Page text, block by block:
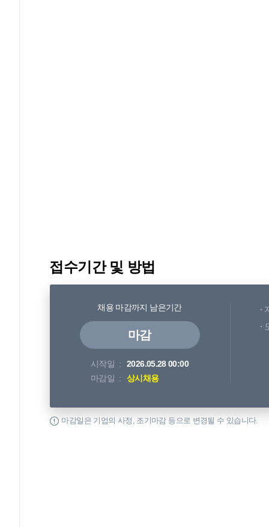
접수기간 및 방법
채용 마감까지 남은기간
마감
시작일
2026.05.28 00:00
마감일
상시채용
마감일은 기업의 사정, 조기마감 등으로 변경될 수 있습니다.